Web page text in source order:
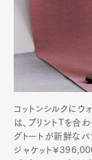
Pen
コットンシルクにウ
は、プリントTを合
グトートが新鮮なバ
ジャケット